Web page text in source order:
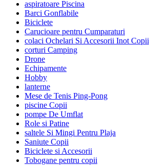
aspiratoare Piscina
Barci Gonflabile
Biciclete
Carucioare pentru Cumparaturi
colaci Ochelari Si Accesorii Inot Copii
corturi Camping
Drone
Echipamente
Hobby
lanterne
Mese de Tenis Ping-Pong
piscine Copii
pompe De Umflat
Role si Patine
saltele Si Mingi Pentru Plaja
Saniute Copii
Biciclete si Accesorii
Tobogane pentru copii